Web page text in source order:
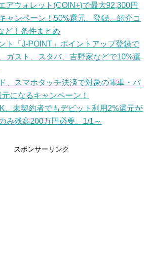
アウォレット(COIN+)で最大92,300円
ャンペーン！50%還元、登録、紹介コ
ど！条件まとめ
ト「J-POINT」ポイントアップ登録で
ガスト、スタバ、吉野家などで10%還
、スマホタッチ決済で対象の電車・バ
になるキャンペーン！
、未契約者でもデビット利用2%還元が
み残高200万円必要。1/1～
スポンサーリンク